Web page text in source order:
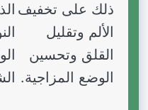
ذلك على تخفيف
الألم وتقليل
القلق وتحسين
الوضع المزاجية.